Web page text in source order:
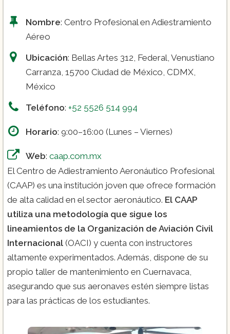
Nombre: Centro Profesional en Adiestramiento
Aéreo
Ubicación: Bellas Artes 312, Federal, Venustiano
Carranza, 15700 Ciudad de México, CDMX,
México
Teléfono: +52 5526 514 994
Horario: 9:00–16:00 (Lunes – Viernes)
Web: caap.com.mx
El Centro de Adiestramiento Aeronáutico Profesional
(CAAP) es una institución joven que ofrece formación
de alta calidad en el sector aeronáutico. El CAAP
utiliza una metodología que sigue los
lineamientos de la Organización de Aviación Civil
Internacional (OACI) y cuenta con instructores
altamente experimentados. Además, dispone de su
propio taller de mantenimiento en Cuernavaca,
asegurando que sus aeronaves estén siempre listas
para las prácticas de los estudiantes.